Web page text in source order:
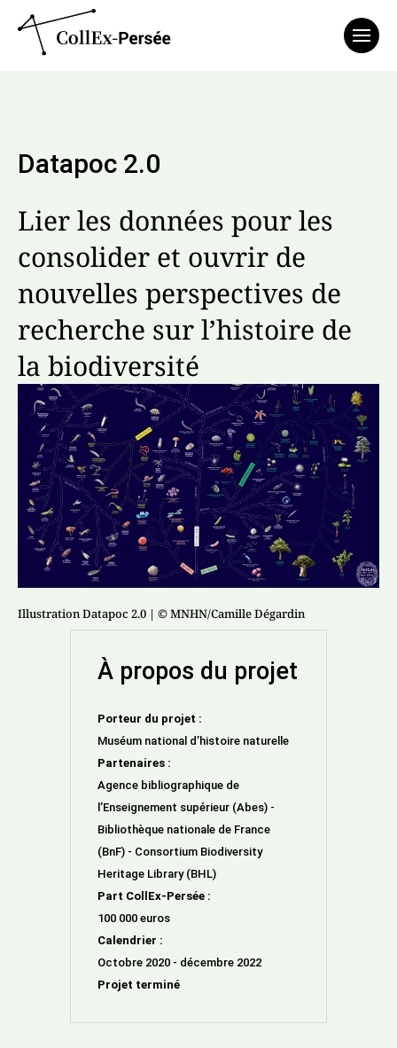
Datapoc 2.0
Lier les données pour les
consolider et ouvrir de
nouvelles perspectives de
recherche sur l’histoire de
la biodiversité
Illustration Datapoc 2.0 | © MNHN/Camille Dégardin
À propos du projet
Porteur du projet :
Muséum national d’histoire naturelle
Partenaires :
Agence bibliographique de
l’Enseignement supérieur (Abes) -
Bibliothèque nationale de France
(BnF) - Consortium Biodiversity
Heritage Library (BHL)
Part CollEx-Persée :
100 000 euros
Calendrier :
Octobre 2020 - décembre 2022
Projet terminé